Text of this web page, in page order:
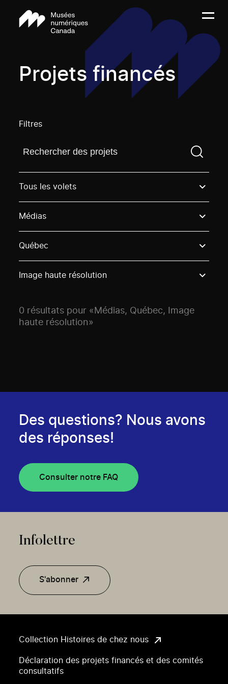
Projets financés
Filtres
Trouvez un projetVous devez saisir un terme de
Tous les volets
Médias
Québec
Image haute résolution
0 résultats pour «Médias, Québec, Image
haute résolution»
Collection Histoires de chez nous
Déclaration des projets financés et des comités
consultatifs
Des questions? Nous avons
des réponses!
Consulter notre FAQ
Infolettre
S'abonner